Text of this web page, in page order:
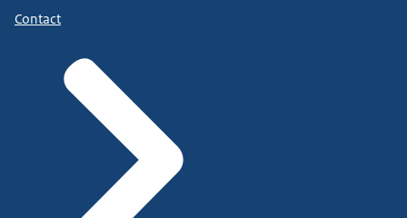
Contact